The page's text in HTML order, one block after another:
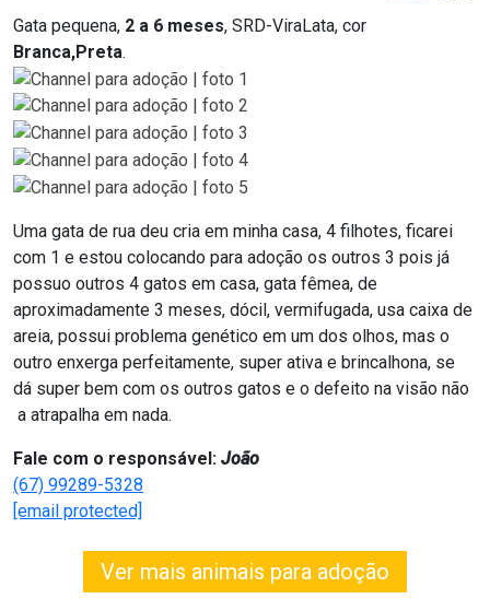
Gata pequena, 2 a 6 meses, SRD-ViraLata, cor
Branca,Preta.
Uma gata de rua deu cria em minha casa, 4 filhotes, ficarei
com 1 e estou colocando para adoção os outros 3 pois já
possuo outros 4 gatos em casa, gata fêmea, de
aproximadamente 3 meses, dócil, vermifugada, usa caixa de
areia, possui problema genético em um dos olhos, mas o
outro enxerga perfeitamente, super ativa e brincalhona, se
dá super bem com os outros gatos e o defeito na visão não
a atrapalha em nada.
Fale com o responsável: João
(67) 99289-5328
[email protected]
Ver mais animais para adoção